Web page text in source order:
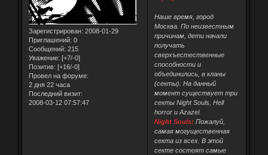
Зарегистрирован: 2008-01-29
Приглашений: 0
Сообщений: 215
Уважение: [+7/-0]
Позитив: [+16/-0]
Провел на форуме:
2 дня 22 часа
Последний визит:
2008-03-12 07:57:47
Наше время, город
Москва. По неизвестным
причинам, дети начали
получать
сверхъестественные
способности и
объединились, в кланы
(секты). На данный
момент существует три
секты Night Souls, Hell
horror и Azazel.
Night Souls: Пожалуй,
самая могущественная
секта из всех. В этой
секте состоят самые